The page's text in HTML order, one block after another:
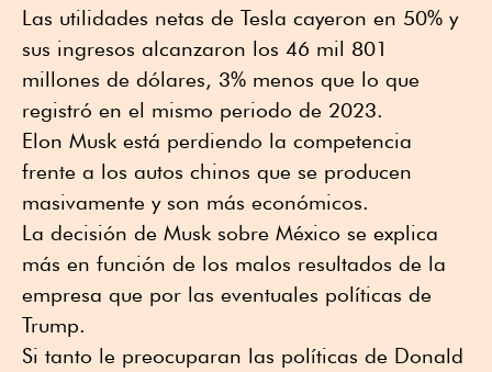
Las utilidades netas de Tesla cayeron en 50% y
sus ingresos alcanzaron los 46 mil 801
millones de dólares, 3% menos que lo que
registró en el mismo periodo de 2023.
Elon Musk está perdiendo la competencia
frente a los autos chinos que se producen
masivamente y son más económicos.
La decisión de Musk sobre México se explica
más en función de los malos resultados de la
empresa que por las eventuales políticas de
Trump.
Si tanto le preocuparan las políticas de Donald